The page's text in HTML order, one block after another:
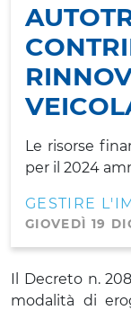
Le risorse
per il 2024
GESTIRE
GIOVEDÌ 19
Il Decreto n.
modalità di